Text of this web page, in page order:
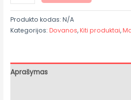
Produkto kodas:N/A
Kategorijos:Dovanos,Kiti produktai,
Aprašymas